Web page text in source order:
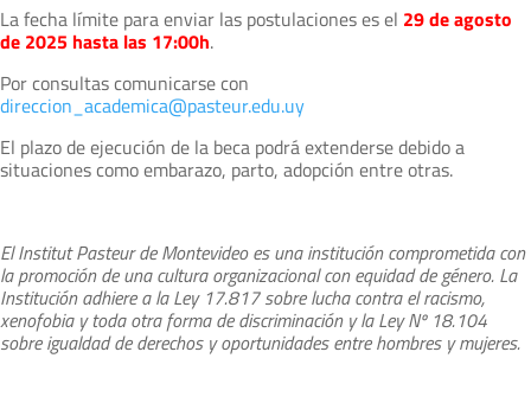
La fecha límite para enviar las postulaciones es el 29 de agosto
de 2025 hasta las 17:00h.
Por consultas comunicarse con
direccion_academica@pasteur.edu.uy
El plazo de ejecución de la beca podrá extenderse debido a
situaciones como embarazo, parto, adopción entre otras.
El Institut Pasteur de Montevideo es una institución comprometida con
la promoción de una cultura organizacional con equidad de género. La
Institución adhiere a la Ley 17.817 sobre lucha contra el racismo,
xenofobia y toda otra forma de discriminación y la Ley Nº 18.104
sobre igualdad de derechos y oportunidades entre hombres y mujeres.